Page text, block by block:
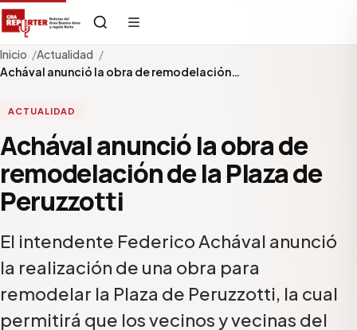
Inicio
Actualidad
Achával anunció la obra de remodelación…
ACTUALIDAD
Achával anunció la obra de
remodelación de la Plaza de
Peruzzotti
El intendente Federico Achával anunció
la realización de una obra para
remodelar la Plaza de Peruzzotti, la cual
permitirá que los vecinos y vecinas del